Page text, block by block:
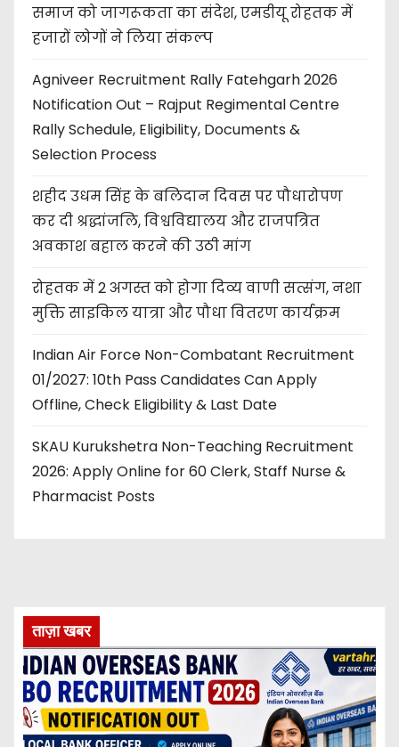
समाज को जागरूकता का संदेश, एमडीयू रोहतक में
हजारों लोगों ने लिया संकल्प
Agniveer Recruitment Rally Fatehgarh 2026
Notification Out – Rajput Regimental Centre
Rally Schedule, Eligibility, Documents &
Selection Process
शहीद उधम सिंह के बलिदान दिवस पर पौधारोपण
कर दी श्रद्धांजलि, विश्वविद्यालय और राजपत्रित
अवकाश बहाल करने की उठी मांग
रोहतक में 2 अगस्त को होगा दिव्य वाणी सत्संग, नशा
मुक्ति साइकिल यात्रा और पौधा वितरण कार्यक्रम
Indian Air Force Non-Combatant Recruitment
01/2027: 10th Pass Candidates Can Apply
Offline, Check Eligibility & Last Date
SKAU Kurukshetra Non-Teaching Recruitment
2026: Apply Online for 60 Clerk, Staff Nurse &
Pharmacist Posts
ताज़ा खबर